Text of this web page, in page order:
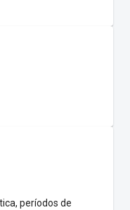
períodos de